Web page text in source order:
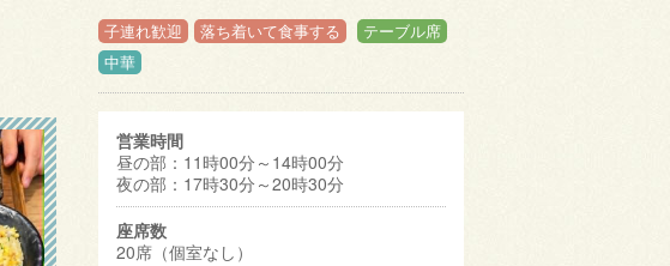
子連れ歓迎 落ち着いて食事する
テーブル席
中華
営業時間
昼の部：11時00分～14時00分
夜の部：17時30分～20時30分
座席数
20席（個室なし）